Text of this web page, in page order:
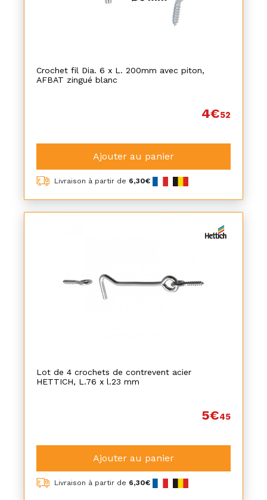
Crochet fil Dia. 6 x L. 200mm avec piton,
AFBAT zingué blanc
4€52
Ajouter au panier
Livraison à partir de 6,30€
Lot de 4 crochets de contrevent acier
HETTICH, L.76 x l.23 mm
5€45
Ajouter au panier
Livraison à partir de 6,30€